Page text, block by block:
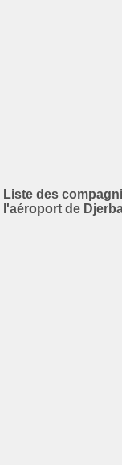
Liste des
l'aéroport de